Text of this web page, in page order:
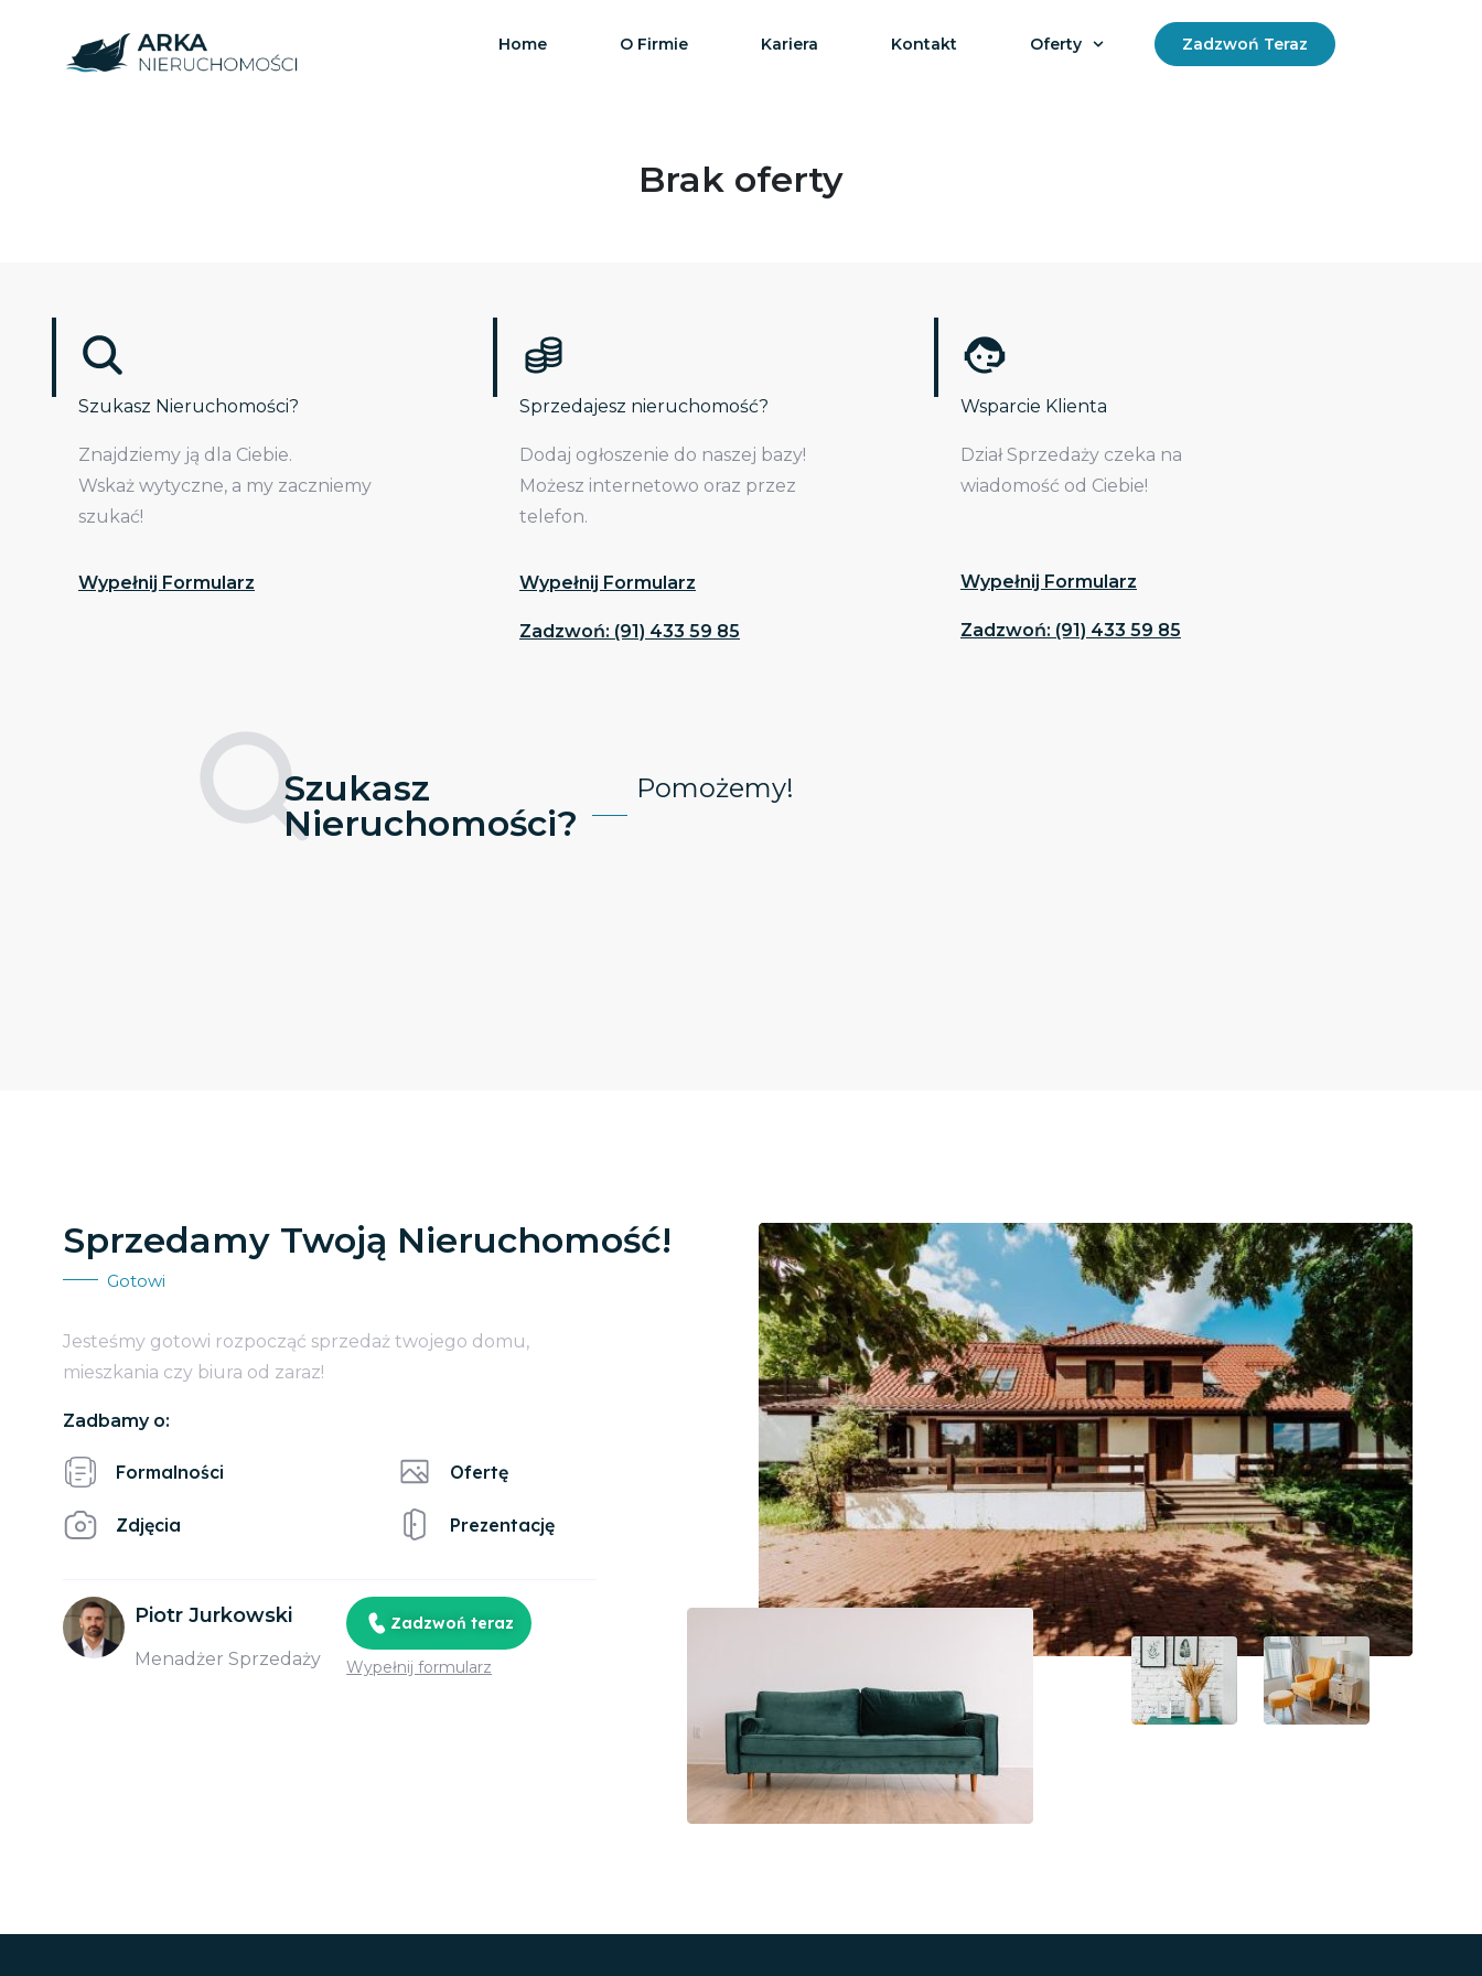
Home O Firmie Kariera Kontakt Oferty Zadzwoń Teraz
Brak oferty
Szukasz Nieruchomości?
Znajdziemy ją dla Ciebie.
Wskaż wytyczne, a my zaczniemy
szukać!
Wypełnij Formularz
Sprzedajesz nieruchomość?
Dodaj ogłoszenie do naszej bazy!
Możesz internetowo oraz przez
telefon.
Wypełnij Formularz
Zadzwoń: (91) 433 59 85
Wsparcie Klienta
Dział Sprzedaży czeka na
wiadomość od Ciebie!
Wypełnij Formularz
Zadzwoń: (91) 433 59 85
Szukasz
Nieruchomości?
Pomożemy!
Sprzedamy Twoją Nieruchomość!
Gotowi
Jesteśmy gotowi rozpocząć sprzedaż twojego domu,
mieszkania czy biura od zaraz!
Zadbamy o:
Formalności
Zdjęcia
Ofertę
Prezentację
Piotr Jurkowski
Menadżer Sprzedaży
Zadzwoń teraz
Wypełnij formularz